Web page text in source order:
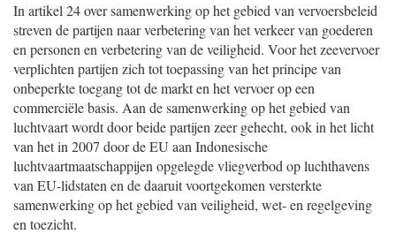
In artikel 24 over samenwerking op het gebied van vervoersbeleid
streven de partijen naar verbetering van het verkeer van goederen
en personen en verbetering van de veiligheid. Voor het zeevervoer
verplichten partijen zich tot toepassing van het principe van
onbeperkte toegang tot de markt en het vervoer op een
commerciële basis. Aan de samenwerking op het gebied van
luchtvaart wordt door beide partijen zeer gehecht, ook in het licht
van het in 2007 door de EU aan Indonesische
luchtvaartmaatschappijen opgelegde vliegverbod op luchthavens
van EU-lidstaten en de daaruit voortgekomen versterkte
samenwerking op het gebied van veiligheid, wet- en regelgeving
en toezicht.